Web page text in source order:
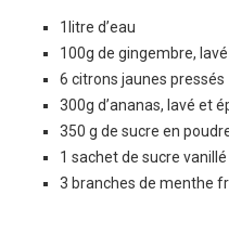
1litre d’eau
100g de gingembre,
6 citrons jaunes pressés
300g d’ananas, lavé et
350 g de sucre en
1 sachet de sucre vanillé
3 branches de menthe